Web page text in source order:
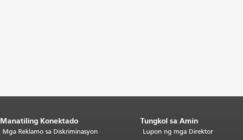
Manatiling Konektado
Mga Reklamo sa Diskriminasyon
Tungkol sa Amin
Lupon ng mga Direktor